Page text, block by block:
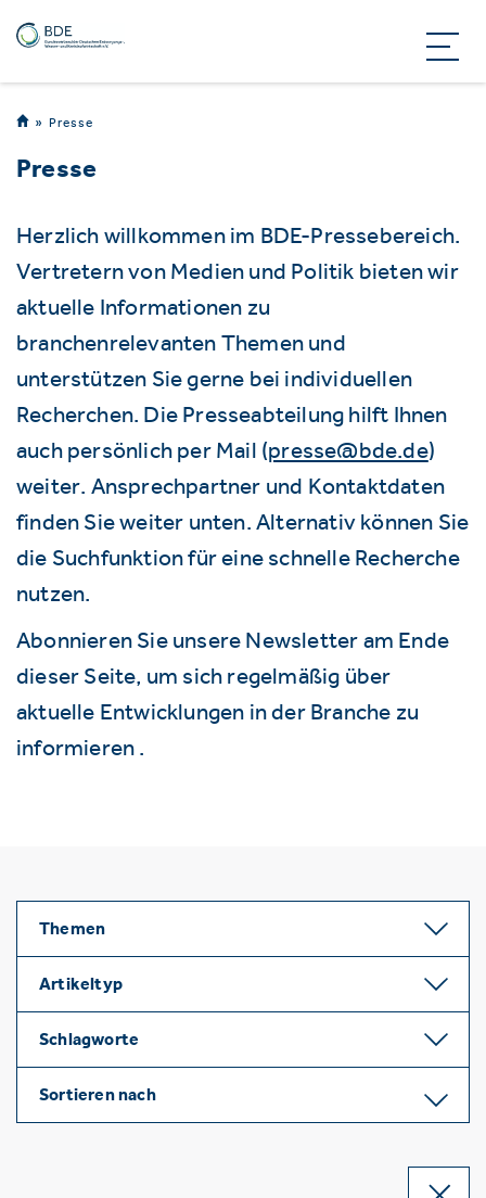
Presse
Presse
Herzlich willkommen im BDE-Pressebereich.
Vertretern von Medien und Politik bieten wir
aktuelle Informationen zu
branchenrelevanten Themen und
unterstützen Sie gerne bei individuellen
Recherchen. Die Presseabteilung hilft Ihnen
auch persönlich per Mail (presse@bde.de)
weiter. Ansprechpartner und Kontaktdaten
finden Sie weiter unten. Alternativ können Sie
die Suchfunktion für eine schnelle Recherche
nutzen.
Abonnieren Sie unsere Newsletter am Ende
dieser Seite, um sich regelmäßig über
aktuelle Entwicklungen in der Branche zu
informieren .
Themen
Artikeltyp
Schlagworte
Sortieren nach